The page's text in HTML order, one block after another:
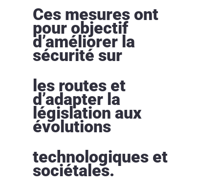
Ces mesures ont
pour objectif
d’améliorer la
sécurité sur
les routes et
d’adapter la
législation aux
évolutions
technologiques et
sociétales.